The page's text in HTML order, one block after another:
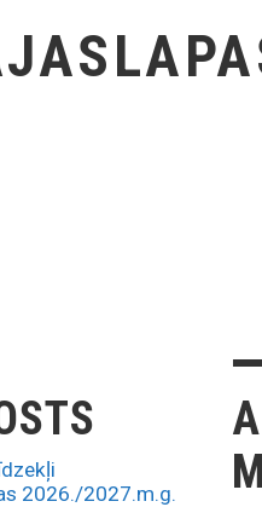
2026./2027.m.g.